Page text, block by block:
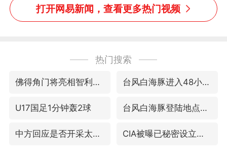
吗？”“或将成为首位考级
不带古筝的选手。”（来
打开网易新闻，查看更多热门视频
热门搜索
佛得角门将亮相智利俱乐部主场 台风白海豚进入48小时警戒线
U17国足1分钟轰2球 台风白海豚登陆地点更新
中方回应是否开采太平洋海底稀土资源 CIA被曝已秘密设立古巴工作组